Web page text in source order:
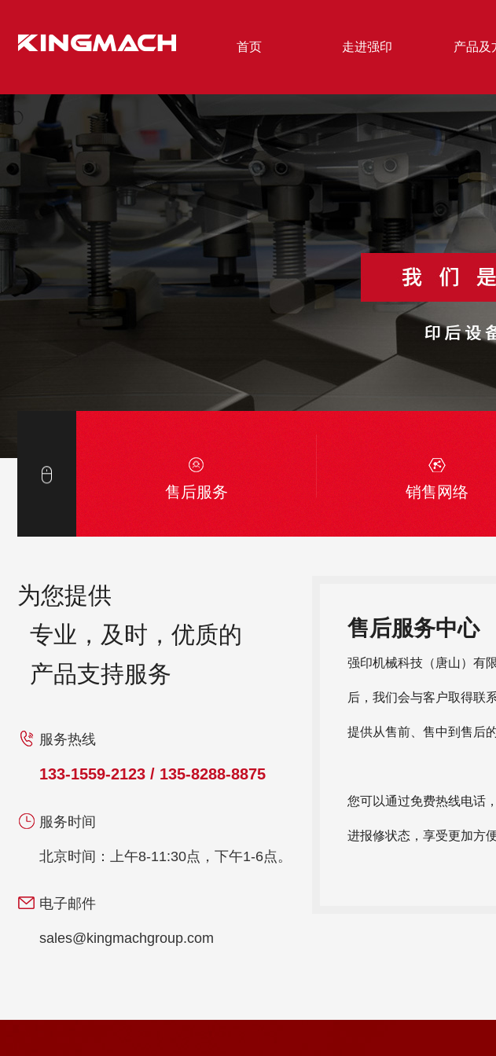
首页 走进强印 产品及
瓦楞纸模切机
- C165 全自动清废模切机
- C150 全自动清废模切机
- C150B 全自动清废模切机
- C130 全自动清废模切机
- C150E 全自动模切压痕机
- C130E 前缘全自动模切机
- KTJ-1100H 全自动烫金模切机
- KS1650/2800 半自动上纸机
-MYQ1300 全自动清废模切机
-MY1300 全自动模切压痕机
-MYQ1060 全自动清废模切机
售后服务 销售网络
为您提供
专业，及时，优质的
产品支持服务
服务热线
133-1559-2123 / 135-8288-8875
服务时间
北京时间：上午8-11:30点，下午1-6点。
电子邮件
sales@kingmachgroup.com
售后服务中心
强印机械科技（唐山）有
后，我们会与客户取得联
提供从售前、售中到售后
您可以通过免费热线电话
进报修状态，享受更加方